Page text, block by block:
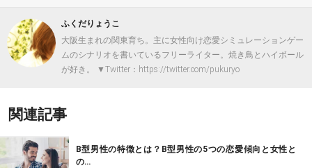
ふくだりょうこ
大阪生まれの関東育ち。主に女性向け恋愛シミュレーションゲー
ムのシナリオを書いているフリーライター。焼き鳥とハイボール
が好き。 ▼Twitter：https://twitter.com/pukuryo
関連記事
B型男性の特徴とは？B型男性の5つの恋愛傾向と女性と
の…